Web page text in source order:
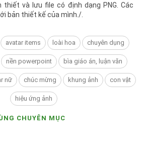
thiết và lưu file có định dạng PNG. Các
bản thiết kế của mình./.
avatar items loài hoa chuyên dụng
nền powerpoint bìa giáo án, luận văn
nữ chúc mừng khung ảnh con vật
hiệu ứng ảnh
CHUYÊN MỤC